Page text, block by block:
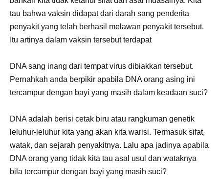
tau bahwa vaksin didapat dari darah sang penderita
penyakit yang telah berhasil melawan penyakit tersebut.
Itu artinya dalam vaksin tersebut terdapat
DNA sang inang dari tempat virus dibiakkan tersebut.
Pernahkah anda berpikir apabila DNA orang asing ini
tercampur dengan bayi yang masih dalam keadaan suci?
DNA adalah berisi cetak biru atau rangkuman genetik
leluhur-leluhur kita yang akan kita warisi. Termasuk sifat,
watak, dan sejarah penyakitnya. Lalu apa jadinya apabila
DNA orang yang tidak kita tau asal usul dan wataknya
bila tercampur dengan bayi yang masih suci?